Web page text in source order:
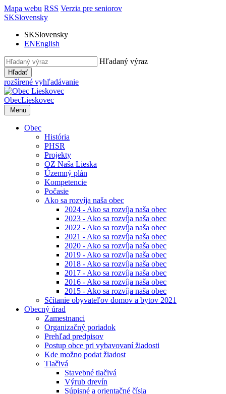
Mapa webu RSS Verzia pre seniorov
SKSlovensky
SKSlovensky
ENEnglish
Hľadaný výraz
Hľadať
rozšírené vyhľadávanie
ObecLieskovec
Menu
Obec
História
PHSR
Projekty
OZ Naša Lieska
Územný plán
Kompetencie
Počasie
Ako sa rozvíja naša obec
2024 - Ako sa rozvíja naša obec
2023 - Ako sa rozvíja naša obec
2022 - Ako sa rozvíja naša obec
2021 - Ako sa rozvíja naša obec
2020 - Ako sa rozvíja naša obec
2019 - Ako sa rozvíja naša obec
2018 - Ako sa rozvíja naša obec
2017 - Ako sa rozvíja naša obec
2016 - Ako sa rozvíja naša obec
2015 - Ako sa rozvíja naša obec
Sčítanie obyvateľov domov a bytov 2021
Obecný úrad
Zamestnanci
Organizačný poriadok
Prehľad predpisov
Postup obce pri vybavovaní žiadosti
Kde možno podat žiadost
Tlačivá
Stavebné tlačivá
Výrub drevín
Súpisné a orientačné čísla